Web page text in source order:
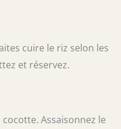
cuire le riz selon les
et réservez.
Assaisonnez le